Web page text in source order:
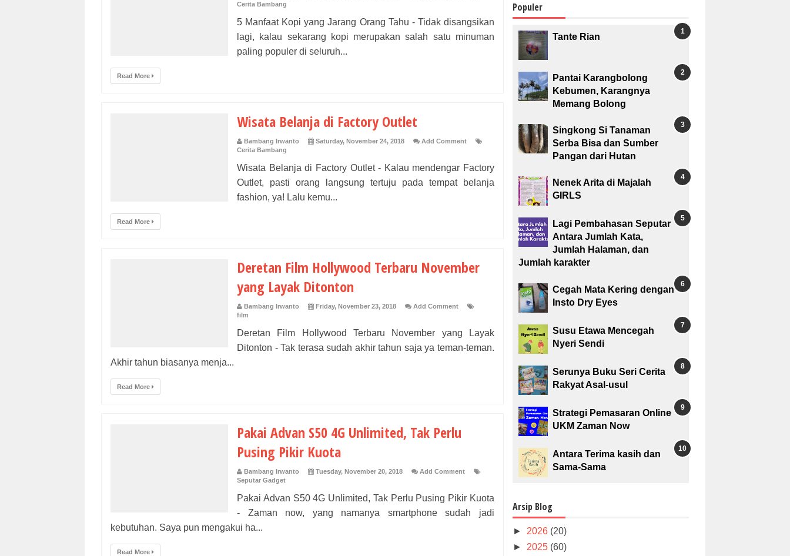
Cerita Bambang
5 Manfaat Kopi yang Jarang Orang Tahu - Tidak disangsikan
lagi, kalau sekarang kopi merupakan salah satu minuman
paling populer di seluruh...
Read More
Wisata Belanja di Factory Outlet
Bambang Irwanto Saturday, November 24, 2018
Add Comment
Cerita Bambang
Wisata Belanja di Factory Outlet - Kalau mendengar Factory
Outlet, pasti orang langsung tertuju pada tempat belanja
fashion, ya! Lalu kemu...
Read More
Deretan Film Hollywood Terbaru November
yang Layak Ditonton
Bambang Irwanto Friday, November 23, 2018
Add Comment
film
Deretan Film Hollywood Terbaru November yang Layak
Ditonton - Tak terasa sudah akhir tahun saja ya teman-teman.
Akhir tahun biasanya menja...
Read More
Pakai Advan S50 4G Unlimited, Tak Perlu
Pusing Pikir Kuota
Bambang Irwanto Tuesday, November 20, 2018
Add Comment
Seputar Gadget
Pakai Advan S50 4G Unlimited, Tak Perlu Pusing Pikir Kuota
- Zaman now, yang namanya smartphone sudah jadi
kebutuhan. Saya pun mengakui ha...
Read More
Populer
Tante Rian
Pantai Karangbolong
Kebumen, Karangnya
Memang Bolong
Singkong Si Tanaman
Serba Bisa dan Sumber
Pangan dari Hutan
Nenek Arita di Majalah
GIRLS
Lagi Pembahasan Seputar
Antara Jumlah Kata,
Jumlah Halaman, dan
Jumlah karakter
Cegah Mata Kering dengan
Insto Dry Eyes
Susu Etawa Mencegah
Nyeri Sendi
Serunya Buku Seri Cerita
Rakyat Asal-usul
Strategi Pemasaran Online
UKM Zaman Now
Antara Terima kasih dan
Sama-Sama
Arsip Blog
► 2026 (20)
► 2025 (60)